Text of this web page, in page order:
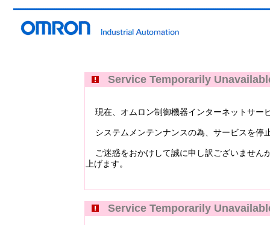
Service Temporarily
現在、オムロン制御機器インターネットサー
システムメンテンナンスの為、サービスを停
ご迷惑をおかけして誠に申し訳ございません
上げます。
Service Temporarily